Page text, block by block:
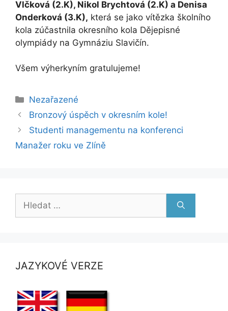
Vlčková (2.K), Nikol Brychtová (2.K) a Denisa
Onderková (3.K), která se jako vítězka školního
kola zúčastnila okresního kola Dějepisné
olympiády na Gymnáziu Slavičín.
Všem výherkyním gratulujeme!
Rubriky
Nezařazené
Bronzový úspěch v okresním kole!
Studenti managementu na konferenci
Manažer roku ve Zlíně
JAZYKOVÉ VERZE